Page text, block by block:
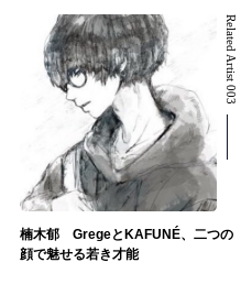
Related Artist 003
楠木郁 GregeとKAFUNÉ、二つの
顔で魅せる若き才能